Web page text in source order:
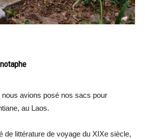
nous avions posé nos sacs pour
au Laos.
de littérature de voyage du XIXe siècle,